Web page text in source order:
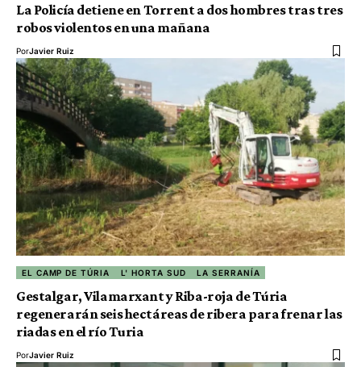
La Policía detiene en Torrent a dos hombres tras tres
robos violentos en una mañana
PorJavier Ruiz
EL CAMP DE TÚRIA L' HORTA SUD LA SERRANÍA
Gestalgar, Vilamarxant y Riba-roja de Túria
regenerarán seis hectáreas de ribera para frenar las
riadas en el río Turia
PorJavier Ruiz